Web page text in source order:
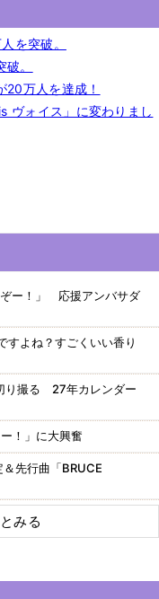
を突破。
。
万人を達成！
ォイス」に変わりまし
ー！」 応援アンバサダ
よね？すごくいい香り
り撮る 27年カレンダー
！」に大興奮
先行曲「BRUCE
みる